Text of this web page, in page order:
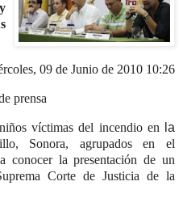
y
09 de Junio de 2010 10:26
prensa
víctimas del incendio en
la
Sonora, agrupados en el
la presentación de un
Cortede Justicia dela